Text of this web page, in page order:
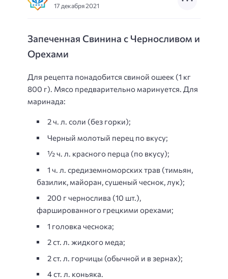
17 декабря 2021
Запеченная Свинина с Черносливом и
Орехами
Для рецепта понадобится свиной ошеек (1 кг
800 г). Мясо предварительно маринуется. Для
маринада:
2 ч. л. соли (без горки);
Черный молотый перец по вкусу;
½ ч. л. красного перца (по вкусу);
1 ч. л. средиземноморских трав (тимьян,
базилик, майоран, сушеный чеснок, лук);
200 г чернослива (10 шт.),
фаршированного грецкими орехами;
1 головка чеснока;
2 ст. л. жидкого меда;
2 ст. л. горчицы (обычной и в зернах);
4 ст. л. коньяка.